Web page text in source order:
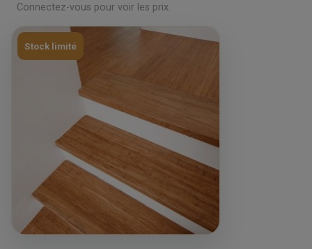
Connectez-vous pour voir les prix.
Stock limité